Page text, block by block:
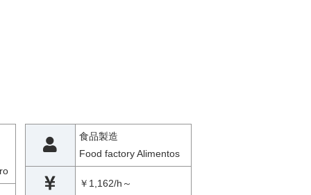
食品製造
Food factory Alimentos
￥1,162/h～